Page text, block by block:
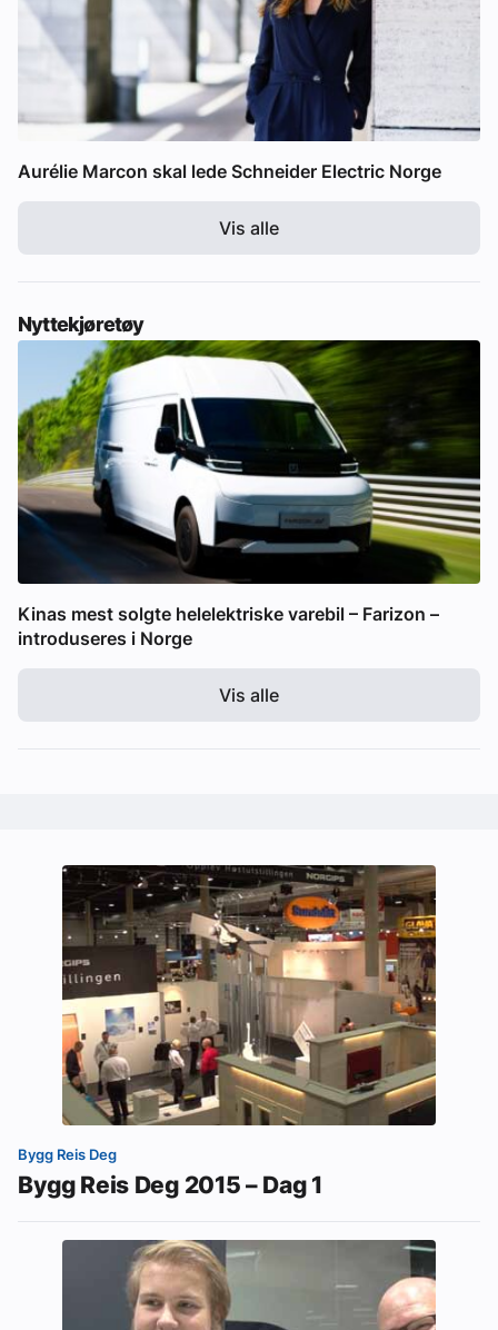
Aurélie Marcon skal lede Schneider Electric Norge
Vis alle
Nyttekjøretøy
Kinas mest solgte helelektriske varebil – Farizon –
introduseres i Norge
Vis alle
Bygg Reis Deg
Bygg Reis Deg 2015 – Dag 1